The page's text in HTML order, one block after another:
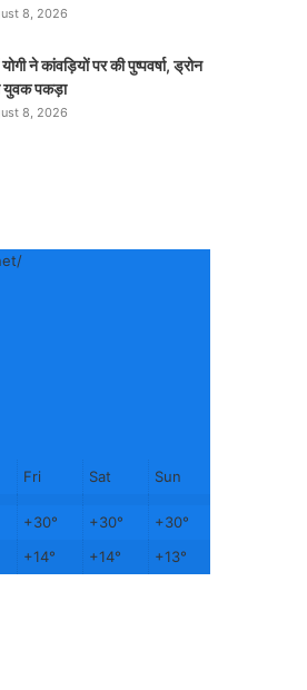
8, 2026
ने कांवड़ियों पर की पुष्पवर्षा, ड्रोन
युवक पकड़ा
8, 2026
Fri Sat Sun
+30° +30° +30°
+14° +14° +13°